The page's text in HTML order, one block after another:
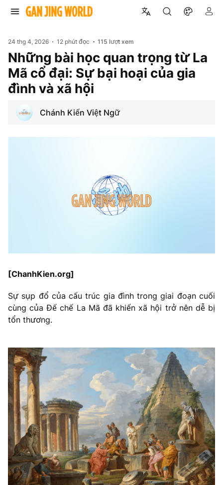
24 thg 4, 2026 12 phút đọc 115 lượt xem
Những bài học quan trọng từ La
Mã cổ đại: Sự bại hoại của gia
đình và xã hội
Chánh Kiến Việt Ngữ
[ChanhKien.org]
Sự sụp đổ của cấu trúc gia đình trong giai đoạn cuối
cùng của Đế chế La Mã đã khiến xã hội trở nên dễ bị
tổn thương.